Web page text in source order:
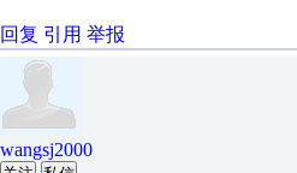
回复 引用 举报
wangsj2000